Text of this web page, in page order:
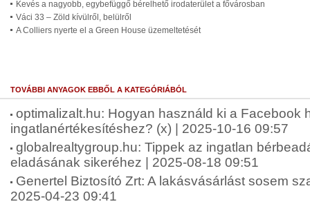
Kevés a nagyobb, egybefüggő bérelhető irodaterület a fővárosban
Váci 33 – Zöld kívülről, belülről
A Colliers nyerte el a Green House üzemeltetését
TOVÁBBI ANYAGOK EBBŐL A KATEGÓRIÁBÓL
optimalizalt.hu: Hogyan használd ki a Facebook
ingatlanértékesítéshez? (x) | 2025-10-16 09:57
globalrealtygroup.hu: Tippek az ingatlan
eladásának sikeréhez | 2025-08-18 09:51
Genertel Biztosító Zrt: A lakásvásárlást sosem
2025-04-23 09:41